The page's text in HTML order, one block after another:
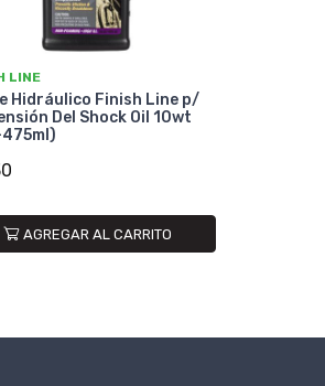
LINE
Hidráulico Finish Line p/
Del Shock Oil 10wt
AGREGAR AL CARRITO